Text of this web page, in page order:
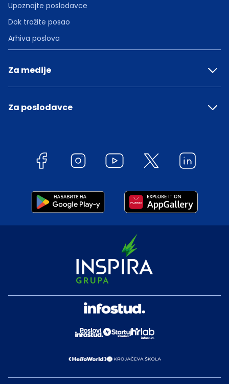
Upoznajte poslodavce
Dok tražite posao
Arhiva poslova
Za medije
Za poslodavce